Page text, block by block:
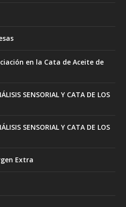
en la Cata de Aceite de
SENSORIAL Y CATA DE LOS
SENSORIAL Y CATA DE LOS
Extra